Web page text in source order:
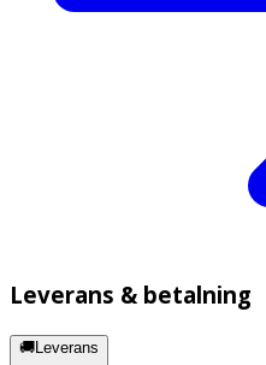
Leverans & betalning
🚚Leverans